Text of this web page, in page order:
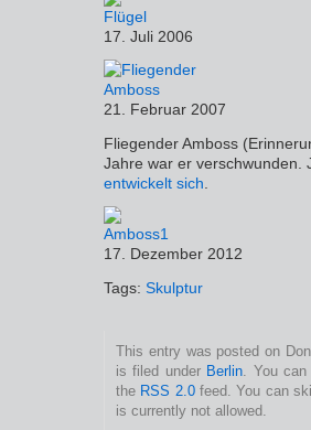
17. Juli 2006
21. Februar 2007
Fliegender Amboss
Jahre war er verschwunden.
entwickelt sich
17. Dezember 2012
Tags: Skulptur
This entry was posted on
is filed under Berlin . You
the RSS 2.0feed. You can
is currently not allowed.